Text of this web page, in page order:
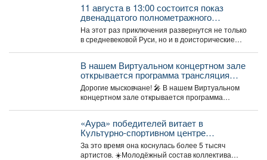
11 августа в 13:00 состоится показ
двенадцатого полнометражного
мультфильма из знаменитой
«богатырской» франшизы - «Три
богатыря и Пуп Земли» (2023).
На этот раз приключения развернутся не только
в средневековой Руси, но и в доисторические
В нашем Виртуальном концертном зале
открывается программа трансляция
концерта-караоке «Споём любимое и
родное»!
Дорогие мысковчане! 🎤 В нашем Виртуальном
концертном зале открывается программа
«Аура» победителей витает в
Культурно-спортивном центре
металлургов ЕВРАЗа уже больше 30
лет.
За это время она коснулась более 5 тысяч
артистов. ☀️Молодёжный состав коллектива